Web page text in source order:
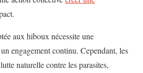
aux hiboux nécessite une
engagement continu. Cependant, les
naturelle contre les parasites,